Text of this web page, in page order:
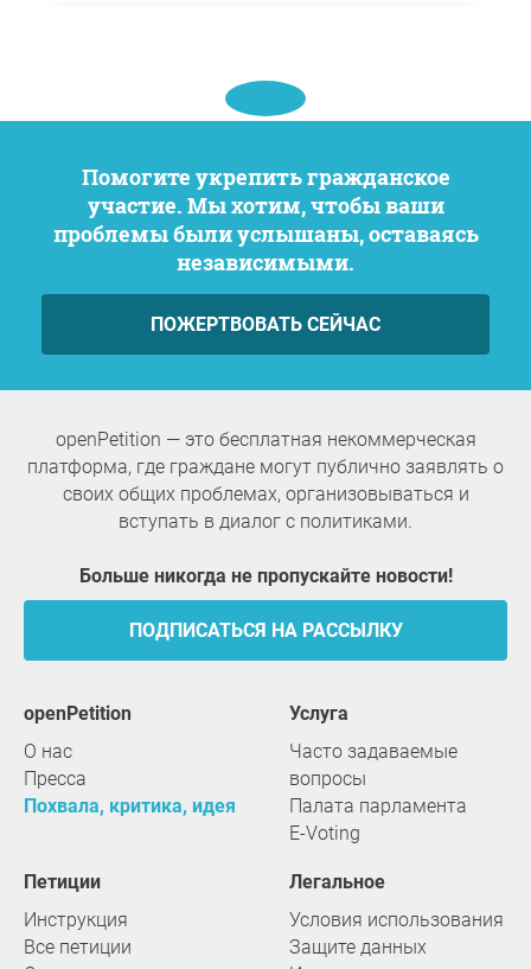
Помогите укрепить гражданское
участие. Мы хотим, чтобы ваши
проблемы были услышаны, оставаясь
независимыми.
ПОЖЕРТВОВАТЬ СЕЙЧАС
openPetition — это бесплатная некоммерческая
платформа, где граждане могут публично заявлять о
своих общих проблемах, организовываться и
вступать в диалог с политиками.
Больше никогда не пропускайте новости!
ПОДПИСАТЬСЯ НА РАССЫЛКУ
openPetition
О нас
Пресса
Похвала, критика, идея
услуга
Часто задаваемые
вопросы
Палата парламента
E-Voting
Петиции
Инструкция
Все петиции
Легальное
Условия использования
Защите данных